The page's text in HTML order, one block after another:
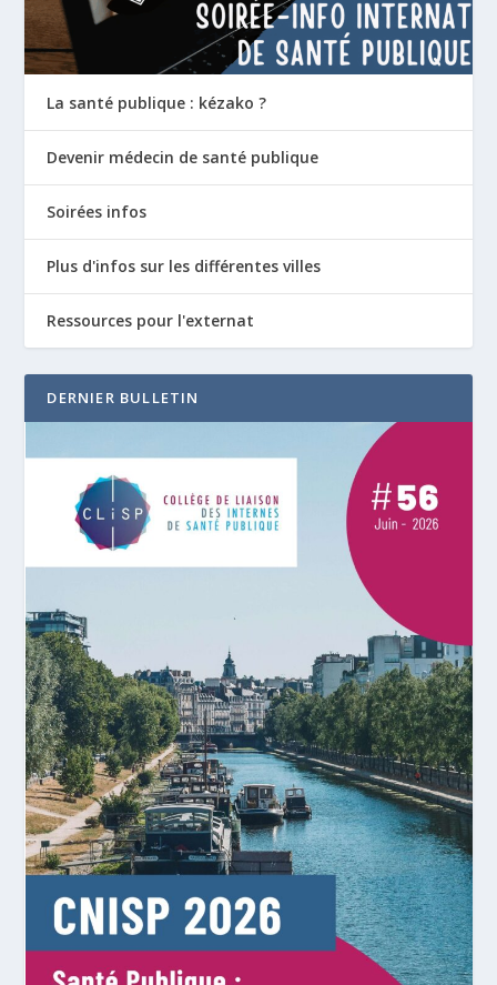
La santé publique : kézako ?
Devenir médecin de santé publique
Soirées infos
Plus d'infos sur les différentes villes
Ressources pour l'externat
DERNIER BULLETIN